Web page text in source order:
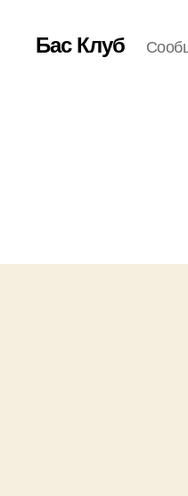
Бас Клуб